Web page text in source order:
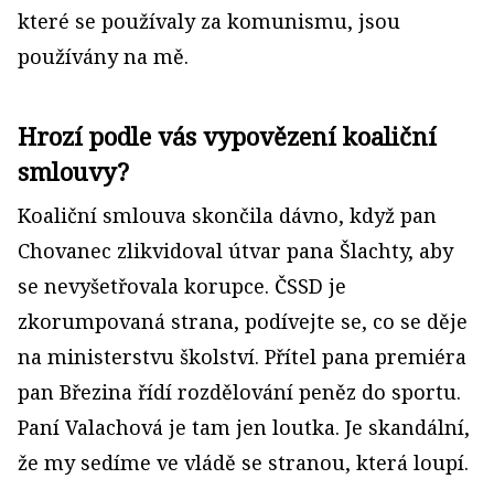
které se používaly za komunismu, jsou
používány na mě.
Hrozí podle vás vypovězení koaliční
smlouvy?
Koaliční smlouva skončila dávno, když pan
Chovanec zlikvidoval útvar pana Šlachty, aby
se nevyšetřovala korupce. ČSSD je
zkorumpovaná strana, podívejte se, co se děje
na ministerstvu školství. Přítel pana premiéra
pan Březina řídí rozdělování peněz do sportu.
Paní Valachová je tam jen loutka. Je skandální,
že my sedíme ve vládě se stranou, která loupí.